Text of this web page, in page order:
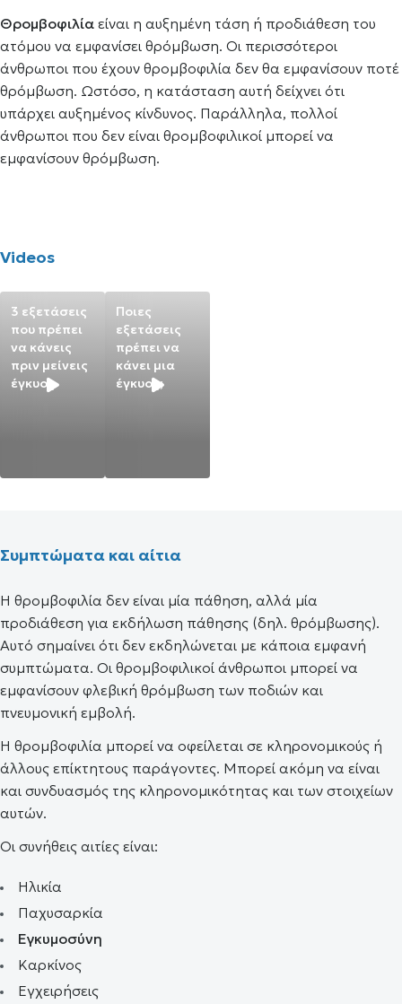
Θρομβοφιλία είναι η αυξημένη τάση ή προδιάθεση του
ατόμου να εμφανίσει θρόμβωση. Οι περισσότεροι
άνθρωποι που έχουν θρομβοφιλία δεν θα εμφανίσουν ποτέ
θρόμβωση. Ωστόσο, η κατάσταση αυτή δείχνει ότι
υπάρχει αυξημένος κίνδυνος. Παράλληλα, πολλοί
άνθρωποι που δεν είναι θρομβοφιλικοί μπορεί να
εμφανίσουν θρόμβωση.
Videos
3 εξετάσεις
που πρέπει
να κάνεις
πριν μείνεις
έγκυος
Ποιες
εξετάσεις
πρέπει να
κάνει μια
έγκυος;
Συμπτώματα και αίτια
Η θρομβοφιλία δεν είναι μία πάθηση, αλλά μία
προδιάθεση για εκδήλωση πάθησης (δηλ. θρόμβωσης).
Αυτό σημαίνει ότι δεν εκδηλώνεται με κάποια εμφανή
συμπτώματα. Οι θρομβοφιλικοί άνθρωποι μπορεί να
εμφανίσουν φλεβική θρόμβωση των ποδιών και
πνευμονική εμβολή.
Η θρομβοφιλία μπορεί να οφείλεται σε κληρονομικούς ή
άλλους επίκτητους παράγοντες. Μπορεί ακόμη να είναι
και συνδυασμός της κληρονομικότητας και των στοιχείων
αυτών.
Οι συνήθεις αιτίες είναι:
Ηλικία
Παχυσαρκία
Εγκυμοσύνη
Καρκίνος
Εγχειρήσεις